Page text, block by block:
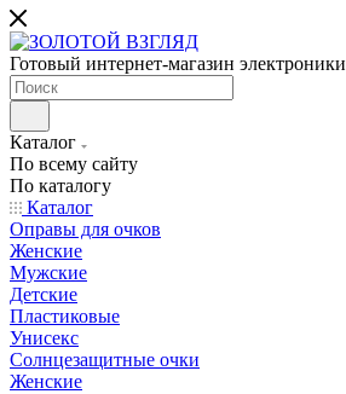
Готовый интернет-магазин электроники
Каталог
По всему сайту
По каталогу
Каталог
Оправы для очков
Женские
Мужские
Детские
Пластиковые
Унисекс
Солнцезащитные очки
Женские